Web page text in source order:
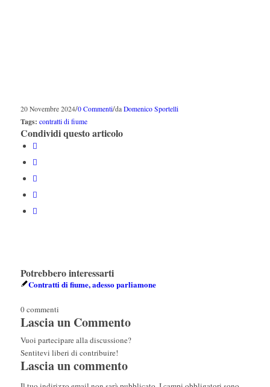
20 Novembre 2024/0 Commenti/da Domenico Sportelli
Tags: contratti di fiume
Condividi questo articolo
Potrebbero interessarti
Contratti di fiume, adesso parliamone
0commenti
Lascia un Commento
Vuoi partecipare alla discussione?
Sentitevi liberi di contribuire!
Lascia un commento